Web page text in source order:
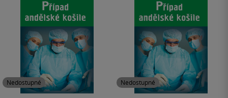
Nedostupné Nedostupné